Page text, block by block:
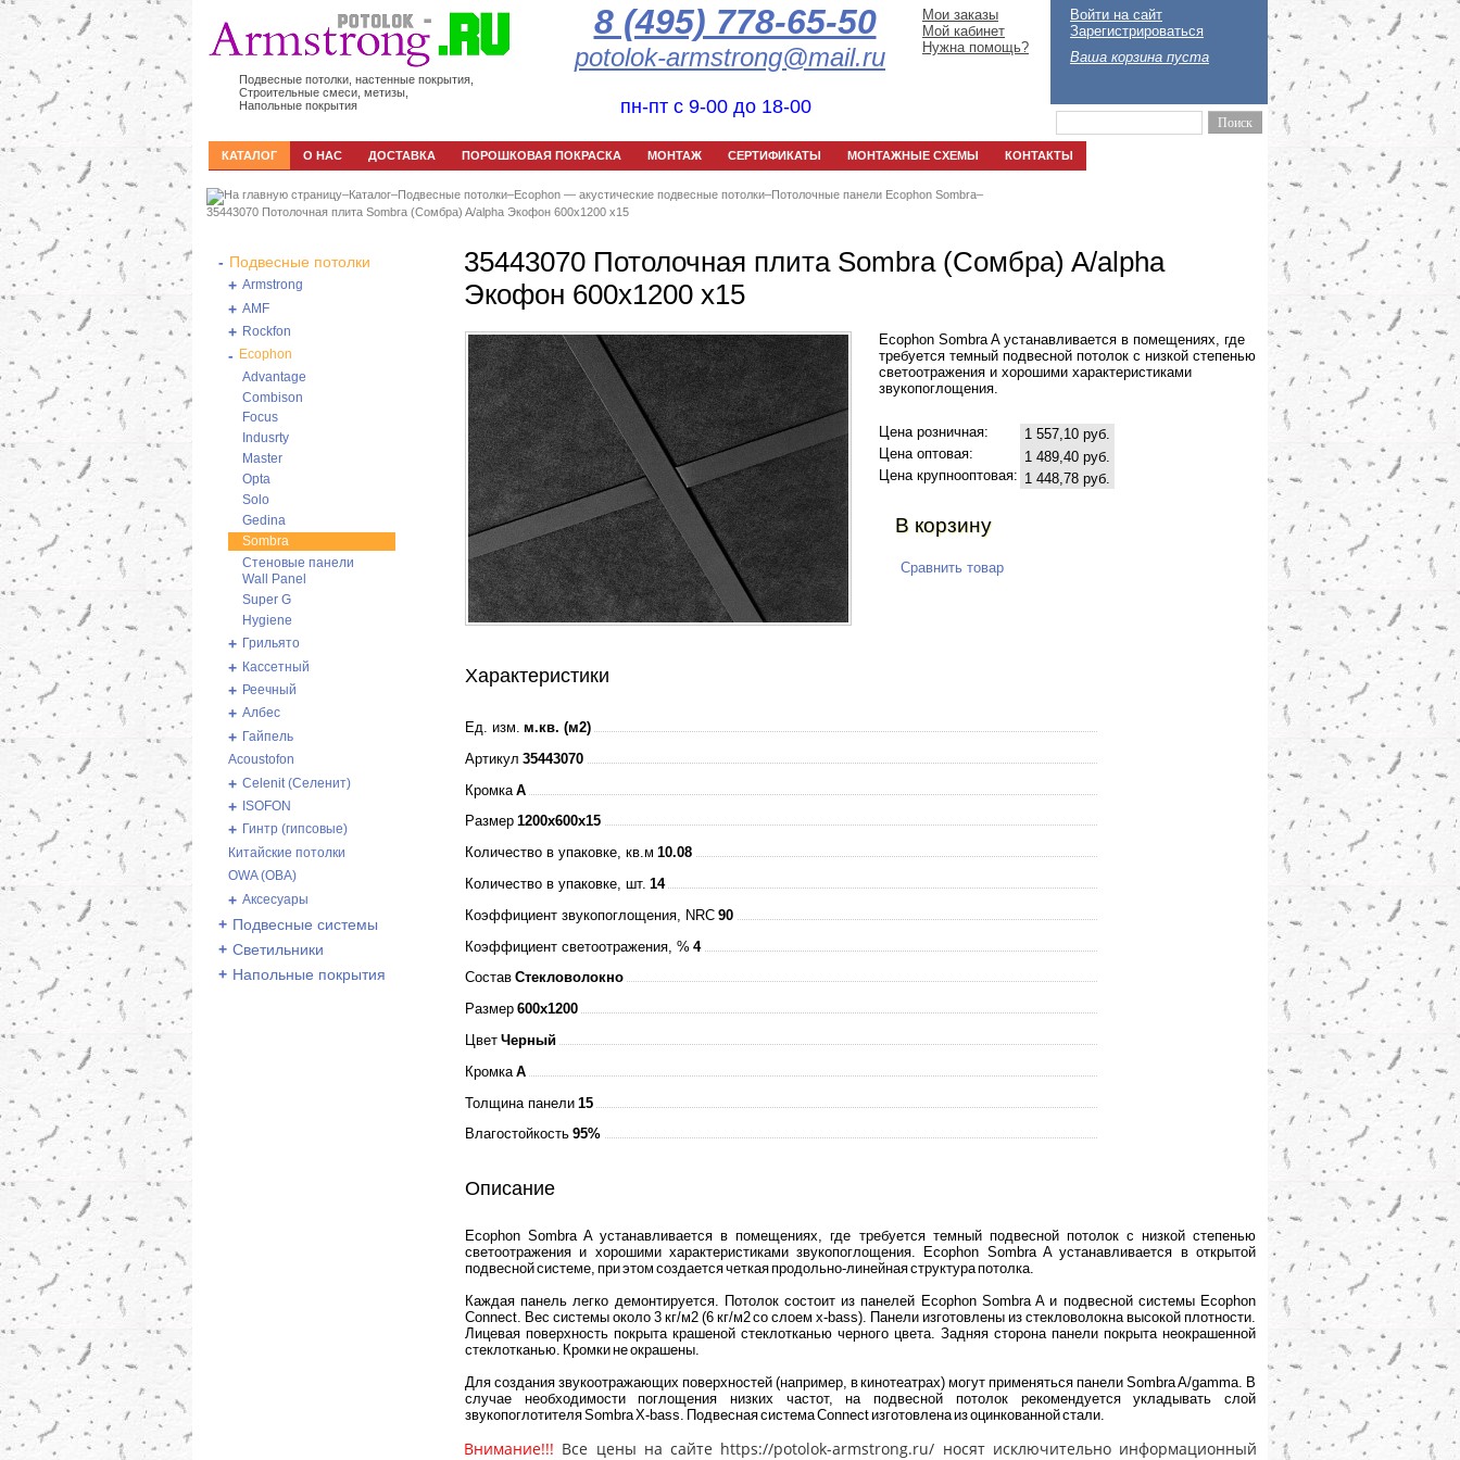
Подвесные потолки, настенные покрытия,
Строительные смеси, метизы,
Напольные покрытия
8 (495) 778-65-50
potolok-armstrong@mail.ru
пн-пт с 9-00 до 18-00
КАТАЛОГ О НАС ДОСТАВКА ПОРОШКОВАЯ ПОКРАСКА МОНТАЖ СЕРТИФИКАТЫ МОНТАЖНЫЕ СХЕМЫ КОНТАКТЫ
Мои заказы
Мой кабинет
Нужна помощь?
Войти на сайт
Зарегистрироваться
Ваша корзина пуста
–Каталог–Подвесные потолки–Ecophon — акустические подвесные потолки–Потолочные панели Ecophon Sombra–
35443070 Потолочная плита Sombra (Сомбра) A/alpha Экофон 600x1200 x15
- Подвесные потолки
+ Armstrong
+ AMF
+ Rockfon
- Ecophon
Advantage
Combison
Focus
Indusrty
Master
Opta
Solo
Gedina
Sombra
Стеновые панели
Wall Panel
Super G
Hygiene
+ Грильято
+ Кассетный
+ Реечный
+ Албес
+ Гайпель
Acoustofon
+ Celenit (Селенит)
+ ISOFON
+ Гинтр (гипсовые)
Китайские потолки
OWA (ОВА)
+ Аксесуары
+ Подвесные системы
+ Светильники
+ Напольные покрытия
35443070 Потолочная плита Sombra (Сомбра) A/alpha
Экофон 600x1200 x15
Ecophon Sombra A устанавливается в помещениях, где
требуется темный подвесной потолок с низкой степенью
светоотражения и хорошими характеристиками
звукопоглощения.
Цена розничная:
1 557,10 руб.
Цена оптовая:
1 489,40 руб.
Цена крупнооптовая: 1 448,78 руб.
В корзину
Сравнить товар
Характеристики
Ед. изм. м.кв. (м2)
Артикул 35443070
Кромка A
Размер 1200х600x15
Количество в упаковке, кв.м 10.08
Количество в упаковке, шт. 14
Коэффициент звукопоглощения, NRC 90
Коэффициент светоотражения, % 4
Состав Стекловолокно
Размер 600x1200
Цвет Черный
Кромка A
Толщина панели 15
Влагостойкость 95%
Описание
Ecophon Sombra A устанавливается в помещениях, где требуется темный подвесной потолок с низкой степенью
светоотражения и хорошими характеристиками звукопоглощения. Ecophon Sombra A устанавливается в открытой
подвесной системе, при этом создается четкая продольно-линейная структура потолка.
Каждая панель легко демонтируется. Потолок состоит из панелей Ecophon Sombra A и подвесной системы Ecophon
Connect. Вес системы около 3 кг/м2 (6 кг/м2 со слоем x-bass). Панели изготовлены из стекловолокна высокой плотности.
Лицевая поверхность покрыта крашеной стеклотканью черного цвета. Задняя сторона панели покрыта неокрашенной
стеклотканью. Кромки не окрашены.
Для создания звукоотражающих поверхностей (например, в кинотеатрах) могут применяться панели Sombra A/gamma. В
случае необходимости поглощения низких частот, на подвесной потолок рекомендуется укладывать слой
звукопоглотителя Sombra X-bass. Подвесная система Connect изготовлена из оцинкованной стали.
Внимание!!! Все цены на сайте https://potolok-armstrong.ru/ носят исключительно информационный